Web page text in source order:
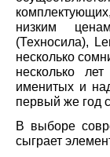
низким
(Техносила),
несколько
несколько
именитых и
первый же год
В выборе
сыграет